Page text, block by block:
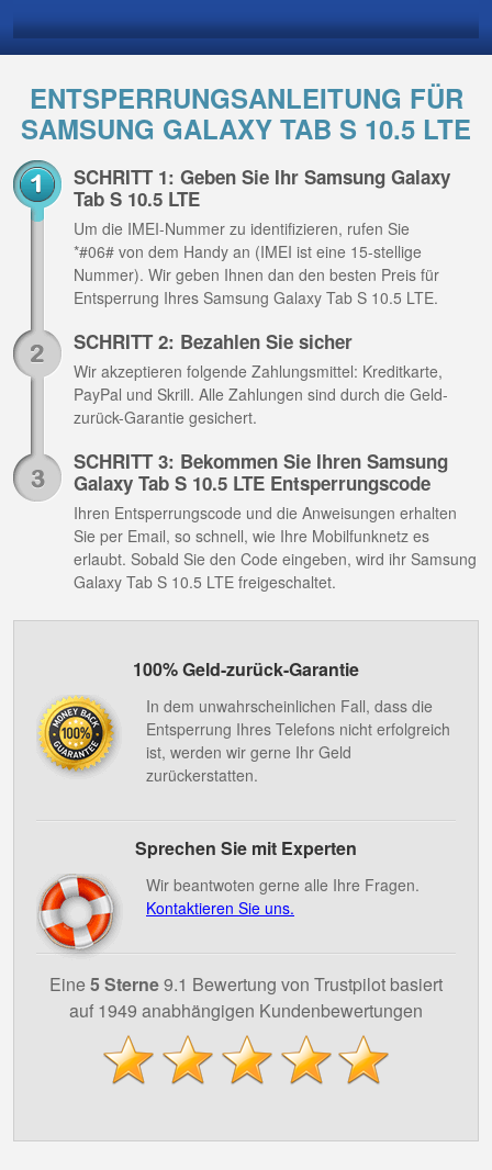
ENTSPERRUNGSANLEITUNG FÜR
SAMSUNG GALAXY TAB S 10.5 LTE
SCHRITT 1: Geben Sie Ihr Samsung Galaxy
Tab S 10.5 LTE
Um die IMEI-Nummer zu identifizieren, rufen Sie
*#06# von dem Handy an (IMEI ist eine 15-stellige
Nummer). Wir geben Ihnen dan den besten Preis für
Entsperrung Ihres Samsung Galaxy Tab S 10.5 LTE.
SCHRITT 2: Bezahlen Sie sicher
Wir akzeptieren folgende Zahlungsmittel: Kreditkarte,
PayPal und Skrill. Alle Zahlungen sind durch die Geld-
zurück-Garantie gesichert.
SCHRITT 3: Bekommen Sie Ihren Samsung
Galaxy Tab S 10.5 LTE Entsperrungscode
Ihren Entsperrungscode und die Anweisungen erhalten
Sie per Email, so schnell, wie Ihre Mobilfunknetz es
erlaubt. Sobald Sie den Code eingeben, wird ihr Samsung
Galaxy Tab S 10.5 LTE freigeschaltet.
100% Geld-zurück-Garantie
In dem unwahrscheinlichen Fall, dass die
Entsperrung Ihres Telefons nicht erfolgreich
ist, werden wir gerne Ihr Geld
zurückerstatten.
Sprechen Sie mit Experten
Wir beantwoten gerne alle Ihre Fragen.
Kontaktieren Sie uns.
Eine 5 Sterne9.1 Bewertung von Trustpilot basiert
auf 1949 anabhängigen Kundenbewertungen